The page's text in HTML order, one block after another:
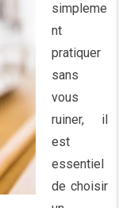
simpleme
nt
pratiquer
sans
vous
ruiner, il
est
essentiel
de choisir